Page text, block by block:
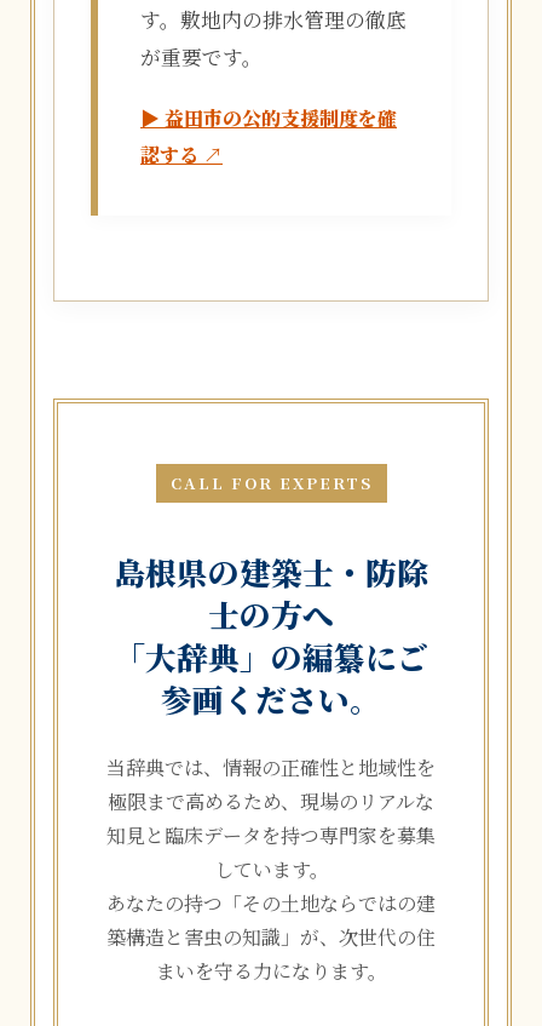
す。敷地内の排水管理の徹底
が重要です。
▶ 益田市の公的支援制度を確
認する ↗
CALL FOR EXPERTS
島根県の建築士・防除
士の方へ
「大辞典」の編纂にご
参画ください。
当辞典では、情報の正確性と地域性を
極限まで高めるため、現場のリアルな
知見と臨床データを持つ専門家を募集
しています。
あなたの持つ「その土地ならではの建
築構造と害虫の知識」が、次世代の住
まいを守る力になります。